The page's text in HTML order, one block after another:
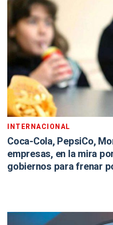
INTERNACIONAL
Coca-Cola, PepsiCo,
empresas, en la mira
gobiernos para frenar